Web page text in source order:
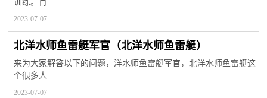
训练。肖
2023-07-07
北洋水师鱼雷艇军官（北洋水师鱼雷艇）
来为大家解答以下的问题，洋水师鱼雷艇军官，北洋水师鱼雷艇这
个很多人
2023-07-07